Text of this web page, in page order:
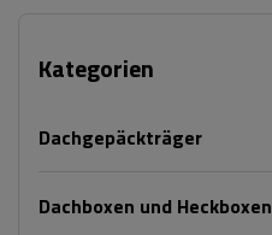
Kategorien
Dachgepäckträger
Dachboxen und Heckboxen